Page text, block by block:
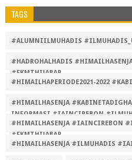
TAGS
#ALUMNIILMUHADIS
#HADROHALHADIS
#FKMTHIJABAR
#HIMAILHAPERIODE2021-2022
#HIMAILHASENJA
INFORMASI #IAINCIREBON
#HIMAILHASENJA #IAINCIREBON
#FKMTHIJABAR
#HIMAILHASENJA #ILMUHADIS